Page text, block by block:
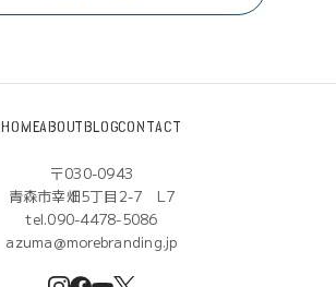
HOMEABOUTBLOGCONTACT
〒030-0943
青森市幸畑5丁目2-7 L7
tel.090-4478-5086
azuma@morebranding.jp